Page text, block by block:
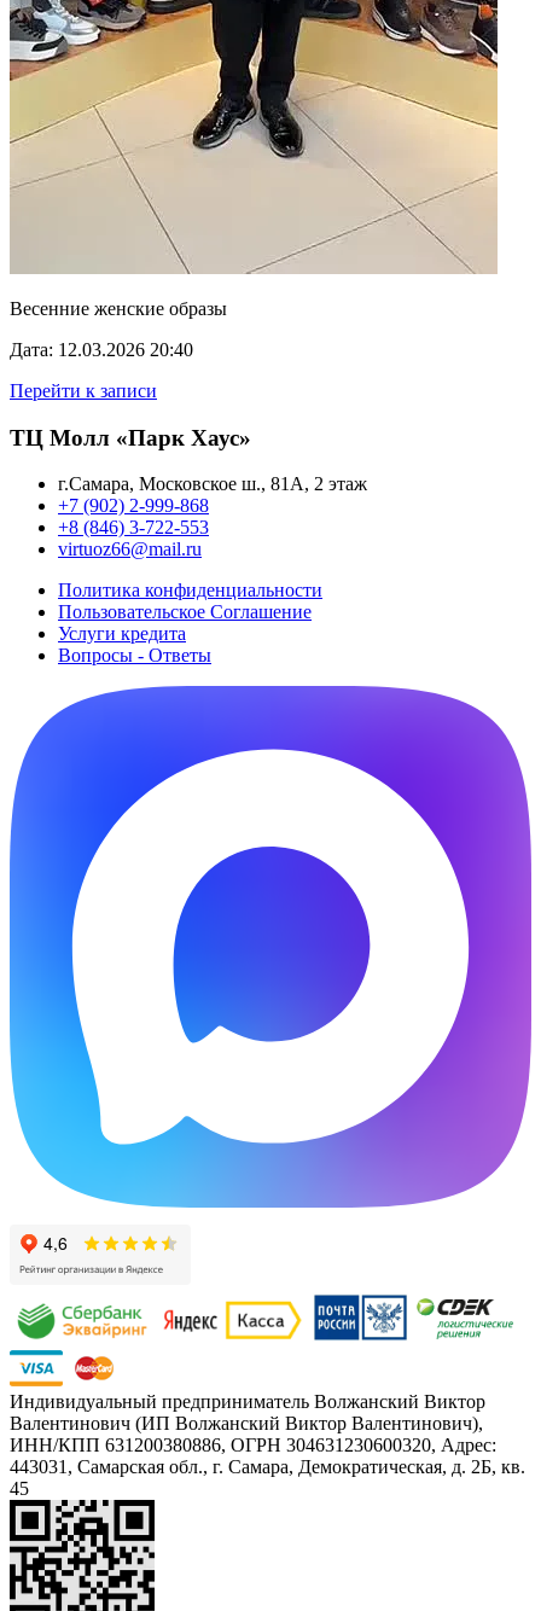
Весенние женские образы
Дата: 12.03.2026 20:40
Перейти к записи
ТЦ Молл «Парк Хаус»
г.Самара, Московское ш., 81А, 2 этаж
+7 (902) 2-999-868
+8 (846) 3-722-553
virtuoz66@mail.ru
Политика конфиденциальности
Пользовательское Cоглашение
Услуги кредита
Вопросы - Ответы
Индивидуальный предприниматель Волжанский Виктор
Валентинович (ИП Волжанский Виктор Валентинович),
ИНН/КПП 631200380886, ОГРН 304631230600320, Адрес:
443031, Самарская обл., г. Самара, Демократическая, д. 2Б, кв.
45